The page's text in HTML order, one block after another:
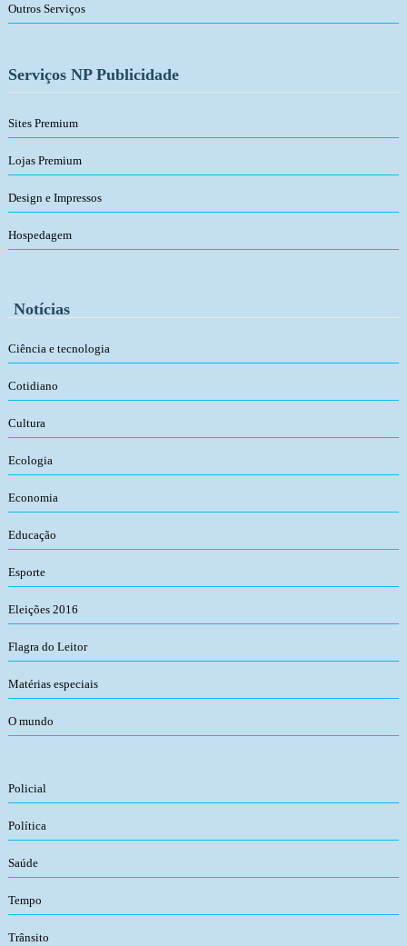
Outros Serviços
Serviços NP Publicidade
Sites Premium
Lojas Premium
Design e Impressos
Hospedagem
Notícias
Ciência e tecnologia
Cotidiano
Cultura
Ecologia
Economia
Educação
Esporte
Eleições 2016
Flagra do Leitor
Matérias especiais
O mundo
Policial
Política
Saúde
Tempo
Trânsito